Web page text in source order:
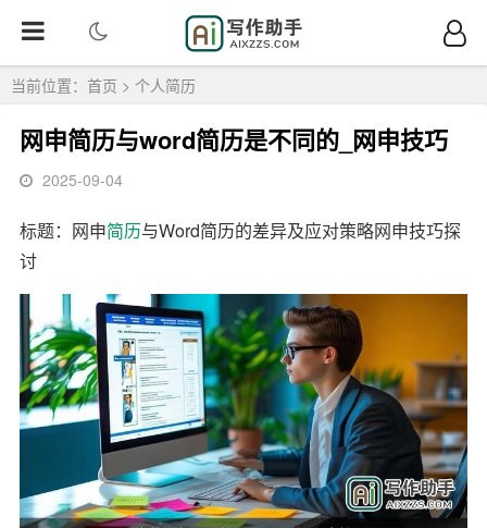
当前位置： 首页 > 个人简历
网申简历与word简历是不同的_网申技巧
2025-09-04
标题：网申简历与Word简历的差异及应对策略网申技巧探
讨